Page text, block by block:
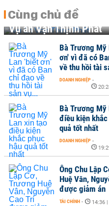
Cùng chủ đề
Vụ án Vạn Thịnh Phát
Bà Trương Mỹ
ơn' vì đã có
về thu hồi tài
DOANH NGHIỆP -
Bà Trương Mỹ
điều kiện khắc
quả tốt nhất
DOANH NGHIỆP -
Ông Chu Lập
Huệ Vân,
được giảm án
TÀI CHÍNH - 14:36